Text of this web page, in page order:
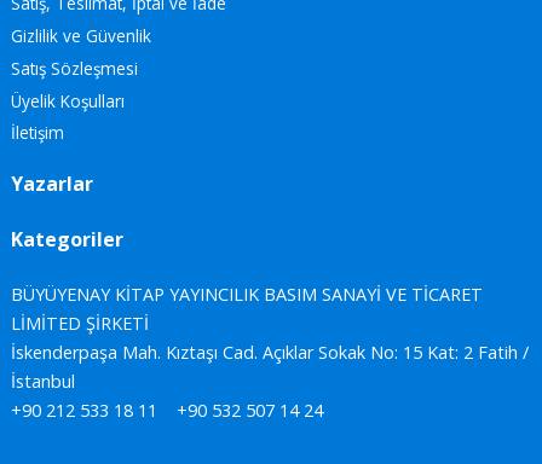
Gizlilik ve Güvenlik
Satış Sözleşmesi
Üyelik Koşulları
İletişim
Yazarlar
Kategoriler
BÜYÜYENAY KİTAP YAYINCILIK BASIM SANAYİ VE TİCARET
LİMİTED ŞİRKETİ
İskenderpaşa Mah. Kıztaşı Cad. Açıklar Sokak No: 15 Kat: 2 Fatih /
İstanbul
+90 212 533 18 11
+90 532 507 14 24